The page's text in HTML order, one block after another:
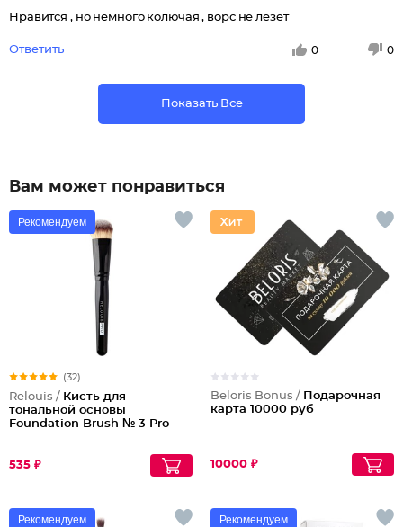
Нравится , но немного колючая , ворс не лезет
Ответить 0 0
Показать Все
Вам может понравиться
Рекомендуем
(32)
Relouis / Кисть для
тональной основы
Foundation Brush № 3 Pro
535 ₽
Beloris Bonus / Подарочная
карта 10000 руб
10000 ₽
Рекомендуем Рекомендуем